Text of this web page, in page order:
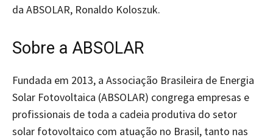
da ABSOLAR, Ronaldo Koloszuk.
Sobre a ABSOLAR
Fundada em 2013, a Associação Brasileira de Energia
Solar Fotovoltaica (ABSOLAR) congrega empresas e
profissionais de toda a cadeia produtiva do setor
solar fotovoltaico com atuação no Brasil, tanto nas